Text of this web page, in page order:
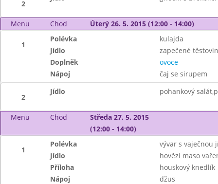
2
Menu Chod Úterý 26. 5. 2015 (12:00 - 14:00)
1
Polévka
kulajda
Jídlo
zapečené
Doplněk
ovoce
Nápoj
čaj se sirupem
2
Jídlo pohankový
Menu Chod
Středa 27. 5. 2015
(12:00 - 14:00)
1
Polévka
vývar s vaječnou
Jídlo
hovězí maso
Příloha
houskový knedlík
Nápoj
džus